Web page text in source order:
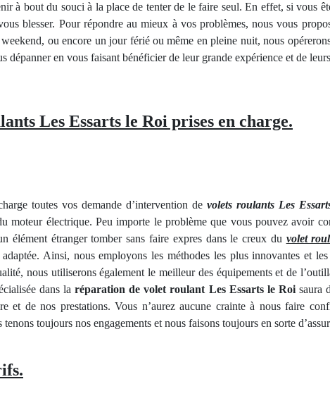
à bout du­ souci à la place de tenter de le faire seul. En effet, si vous
blesser. Pour répondre au mieux à vos problèmes, nous vous
ou encore un jour férié ou même en pleine nuit, nous
en vous faisant bénéficier de leur grande expérience et de
Les Essarts le Roi prises en charge.
toutes vos demande d’intervention de volets roulants Les
moteur électrique. Peu importe le problème que vous pouvez avoir
élément étranger tomber sans faire expres dans le creux du volet
Ainsi, nous employons les méthodes les plus innovantes et
nous utiliserons également le meilleur des équipements et de
dans laréparation de volet roulant Les Essarts le Roisaura
de nos prestations. Vous n’aurez aucune crainte à nous faire
toujours nos engagements et nous faisons toujours en sorte